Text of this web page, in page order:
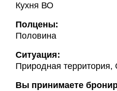
Кухня ВО
Полцены:
Половина
Ситуация:
Природная территория,
Вы принимаете